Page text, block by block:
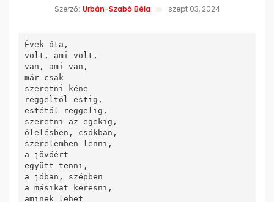
Szerző: Urbán-Szabó Béla szept 03, 2024
Évek óta,
volt, ami volt,
van, ami van,
már csak
szeretni kéne
reggeltől estig,
estétől reggelig,
szeretni az egekig,
ölelésben, csókban,
szerelemben lenni,
a jövőért
együtt tenni,
a jóban, szépben
a másikat keresni,
aminek lehet